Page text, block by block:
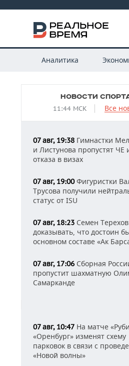
Аналитика
НОВОСТИ
11:44 МСК Все
07 авг, 19:38 Гимнастки
и Листунова пропустят ЧЕ
отказа в визах
07 авг, 19:00Фигуристки
Трусова получили
статус от ISU
07 авг, 18:23 Семен
доказывать, что достоин
основном составе «Ак
07 авг, 17:06 Сборная
пропустит шахматную
Самарканде
07 авг, 10:47 На матче
«Оренбург» изменят схему
парковок в связи с
«Новой волны»